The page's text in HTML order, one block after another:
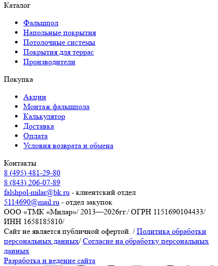
Каталог
Фальшпол
Напольные покрытия
Потолочные системы
Покрытия для террас
Производители
Покупка
Акции
Монтаж фальшпола
Калькулятор
Доставка
Оплата
Условия возврата и обмена
Контакты
8 (495) 481-29-80
8 (843) 206-07-89
falshpol-milar@bk.ru - клиентский отдел
5114690@mail.ru - отдел закупок
ООО «ТМК «Милар»/ 2013—2026гг./ОГРН 1151690104433/
ИНН 1658185810/
Сайт не является публичной офертой. / Политика обработки
персональных данных/ Согласие на обработку персональных
данных
Разработка и ведение сайта